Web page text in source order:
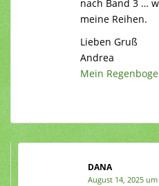
nach Band 3 …
meine Reihen.
Lieben Gruß
Andrea
Mein
DANA
August 14, 2025